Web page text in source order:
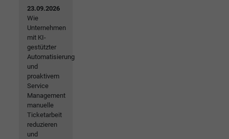
23.09.2026
Wie
Unternehmen
mit KI-
gestützter
Automatisierung
und
proaktivem
Service
Management
manuelle
Ticketarbeit
reduzieren
und